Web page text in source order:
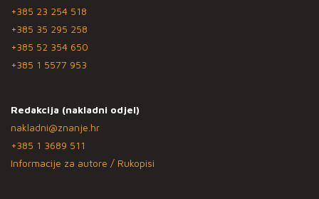
+385 23 254 518
+385 35 295 258
+385 52 354 650
+385 1 5577 953
Redakcija (nakladni odjel)
nakladni@znanje.hr
+385 1 3689 511
Informacije za autore / Rukopisi